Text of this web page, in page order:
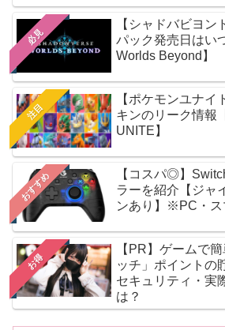
必見
【シャドバビヨン
パック発売日はい
Worlds Beyond】
注目
【ポケモンユナイ
キンのリーク情報
UNITE】
おすすめ
【コスパ◎】
ラーを紹介【ジャ
ンあり】※PC・ス
お得
【PR】ゲームで
ッチ」ポイントの
セキュリティ・実
は？